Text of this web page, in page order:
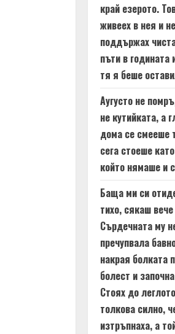
край езерото.
живеех в нея и
поддържах
пъти в годината
тя я беше
Аугусто не
не кутийката, а
дома се смееше
сега стоеше
който нямаше и
Баща ми си
тихо, сякаш
Сърдечната му
пречупвала
накрая болката
болест и
Стоях до
толкова силно,
изтръпнаха, а